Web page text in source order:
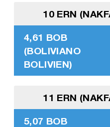
10 ERN
4,61 BOB
(BOLIVIANO
BOLIVIEN)
11 ERN
5,07 BOB